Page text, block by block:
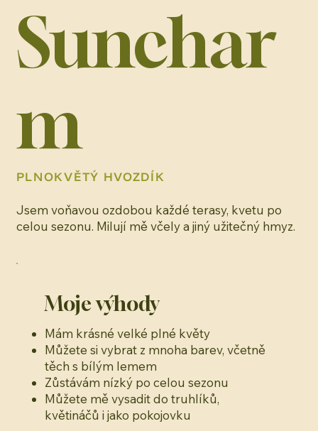
Sunchar
m
PLNOKVĚTÝ HVOZDÍK
Jsem voňavou ozdobou každé terasy, kvetu po
celou sezonu. Milují mě včely a jiný užitečný hmyz.
Moje výhody
Mám krásné velké plné květy
Můžete si vybrat z mnoha barev, včetně
těch s bílým lemem
Zůstávám nízký po celou sezonu
Můžete mě vysadit do truhlíků,
květináčů i jako pokojovku